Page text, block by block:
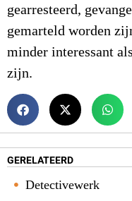
gearresteerd,
gemarteld worden
minder interessant
zijn.
GERELATEERD
Detectivewerk